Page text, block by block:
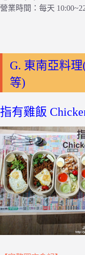
營業時間：每天
G. 東南亞料
等)
指有雞飯